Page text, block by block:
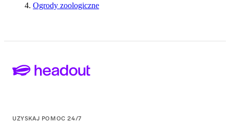
Ogrody zoologiczne
UZYSKAJ POMOC 24/7